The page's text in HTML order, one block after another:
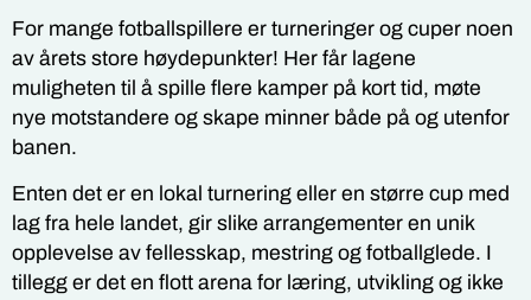
For mange fotballspillere er turneringer og cuper noen
av årets store høydepunkter! Her får lagene
muligheten til å spille flere kamper på kort tid, møte
nye motstandere og skape minner både på og utenfor
banen.
Enten det er en lokal turnering eller en større cup med
lag fra hele landet, gir slike arrangementer en unik
opplevelse av fellesskap, mestring og fotballglede. I
tillegg er det en flott arena for læring, utvikling og ikke